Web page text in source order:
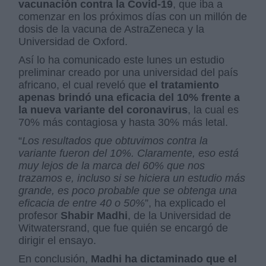
vacunación contra la Covid-19, que iba a
comenzar en los próximos días con un millón de
dosis de la vacuna de AstraZeneca y la
Universidad de Oxford.
Así lo ha comunicado este lunes un estudio
preliminar creado por una universidad del país
africano, el cual reveló que el tratamiento
apenas brindó una eficacia del 10% frente a
la nueva variante del coronavirus, la cual es
70% más contagiosa y hasta 30% más letal.
“Los resultados que obtuvimos contra la
variante fueron del 10%. Claramente, eso está
muy lejos de la marca del 60% que nos
trazamos e, incluso si se hiciera un estudio más
grande, es poco probable que se obtenga una
eficacia de entre 40 o 50%”, ha explicado el
profesor Shabir Madhi, de la Universidad de
Witwatersrand, que fue quién se encargó de
dirigir el ensayo.
En conclusión, Madhi ha dictaminado que el